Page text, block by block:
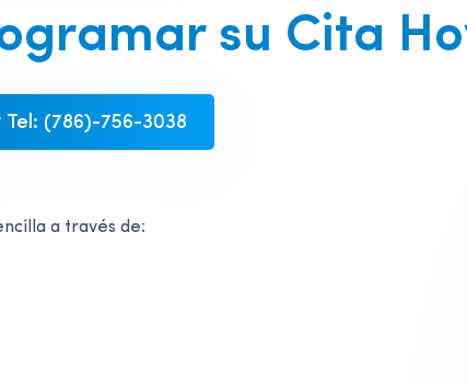
su Cita
Tel: (786)-756-3038
a través de: